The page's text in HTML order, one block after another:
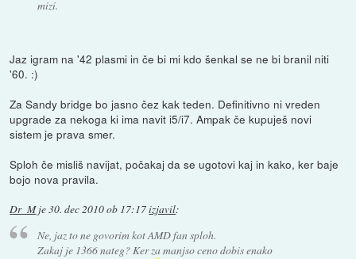
mizi.
Jaz igram na '42 plasmi in če bi mi kdo šenkal se ne bi branil niti
'60. :)
Za Sandy bridge bo jasno čez kak teden. Definitivno ni vreden
upgrade za nekoga ki ima navit i5/i7. Ampak če kupuješ novi
sistem je prava smer.
Sploh če misliš navijat, počakaj da se ugotovi kaj in kako, ker baje
bojo nova pravila.
Dr_Mje30. dec 2010 ob 17:17izjavil:
Ne, jaz to ne govorim kot AMD fan sploh.
Zakaj je 1366 nateg? Ker za manjso ceno dobis enako